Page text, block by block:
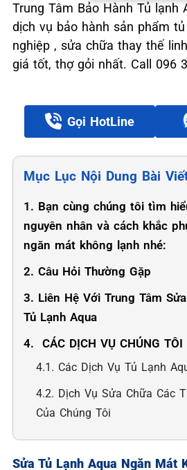
Trung Tâm Bảo Hành Tủ lạnh
dịch vụ bảo hành sản phẩm
nghiệp , sửa chữa thay thế
giá tốt, thợ gỏi nhất. Call 096
Gọi HotLine
Mục Lục Nội Dung Bài
1. Bạn cùng chúng tôi tìm
nguyên nhân và cách khắc
ngăn mát không lạnh nhé:
2. Câu Hỏi Thường Gặp
3. Liên Hệ Với Trung Tâm
Tủ Lạnh Aqua
4. ️ CÁC DỊCH VỤ CHÚNG TÔI
4.1. Các Dịch Vụ Tủ Lạnh
4.2. Dịch Vụ Sửa Chữa Các
Của Chúng Tôi
Sửa Tủ Lạnh Aqua Ngăn Mát